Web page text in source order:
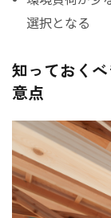
選択となる
知っておく
意点